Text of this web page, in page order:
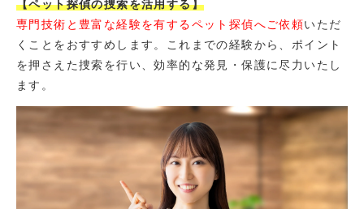
【ペット探偵の捜索を活用する】
専門技術と豊富な経験を有するペット探偵へご依頼いただ
くことをおすすめします。これまでの経験から、ポイント
を押さえた捜索を行い、効率的な発見・保護に尽力いたし
ます。